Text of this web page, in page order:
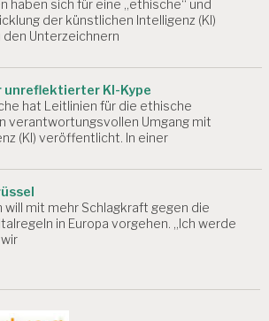
haben sich für eine „ethische“ und
der künstlichen Intelligenz (KI)
Unterzeichnern
unreflektierter KI-Kype
hat Leitlinien für die ethische
verantwortungsvollen Umgang mit
(KI) veröffentlicht. In einer
will mit mehr Schlagkraft gegen die
in Europa vorgehen. „Ich werde